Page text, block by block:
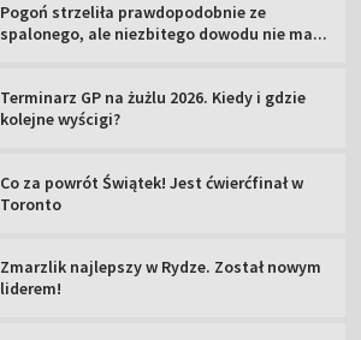
Pogoń strzeliła prawdopodobnie ze
spalonego, ale niezbitego dowodu nie ma...
Terminarz GP na żużlu 2026. Kiedy i gdzie
kolejne wyścigi?
Co za powrót Świątek! Jest ćwierćfinał w
Toronto
Zmarzlik najlepszy w Rydze. Został nowym
liderem!